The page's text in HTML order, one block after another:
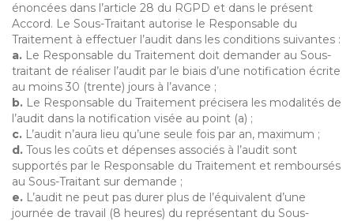
énoncées dans l’article 28 du RGPD et dans le présent
Accord. Le Sous-Traitant autorise le Responsable du
Traitement à effectuer l’audit dans les conditions suivantes :
a. Le Responsable du Traitement doit demander au Sous-
traitant de réaliser l’audit par le biais d’une notification écrite
au moins 30 (trente) jours à l’avance ;
b. Le Responsable du Traitement précisera les modalités de
l’audit dans la notification visée au point (a) ;
c. L’audit n’aura lieu qu’une seule fois par an, maximum ;
d. Tous les coûts et dépenses associés à l’audit sont
supportés par le Responsable du Traitement et remboursés
au Sous-Traitant sur demande ;
e. L’audit ne peut pas durer plus de l’équivalent d’une
journée de travail (8 heures) du représentant du Sous-